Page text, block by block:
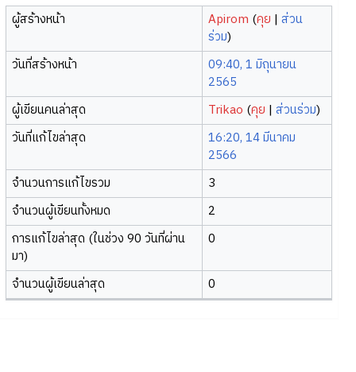
ผู้สร้างหน้า Apirom (คุย |ส่วน
ร่วม)
วันที่สร้างหน้า
09:40, 1 มิถุนายน
2565
ผู้เขียนคนล่าสุด
Trikao (คุย |ส่วนร่วม)
วันที่แก้ไขล่าสุด
16:20, 14 มีนาคม
2566
จำนวนการแก้ไขรวม
3
จำนวนผู้เขียนทั้งหมด
2
การแก้ไขล่าสุด (ในช่วง 90 วันที่ผ่าน
มา)
0
จำนวนผู้เขียนล่าสุด 0